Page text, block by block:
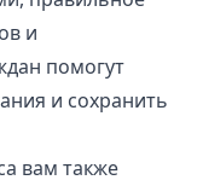
и
помогут
и сохранить
вам также